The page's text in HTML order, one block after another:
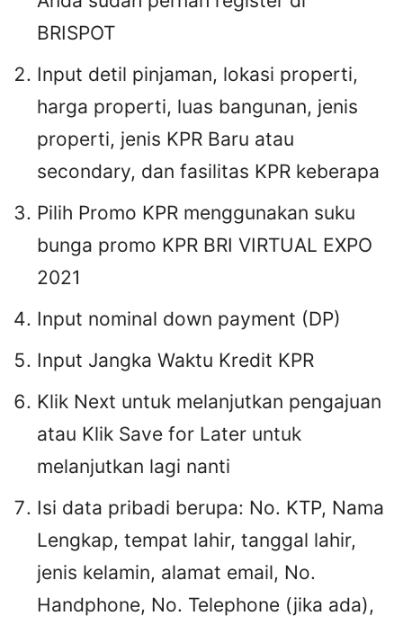
BRISPOT
Input detil pinjaman, lokasi properti,
harga properti, luas bangunan, jenis
properti, jenis KPR Baru atau
secondary, dan fasilitas KPR keberapa
Pilih Promo KPR menggunakan suku
bunga promo KPR BRI VIRTUAL EXPO
2021
Input nominal down payment (DP)
Input Jangka Waktu Kredit KPR
Klik Next untuk melanjutkan pengajuan
atau Klik Save for Later untuk
melanjutkan lagi nanti
Isi data pribadi berupa: No. KTP, Nama
Lengkap, tempat lahir, tanggal lahir,
jenis kelamin, alamat email, No.
Handphone, No. Telephone (jika ada),